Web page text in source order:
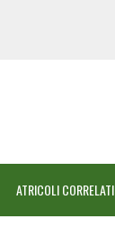
ATRICOLI CORRELATI